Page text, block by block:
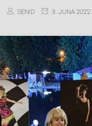
SENID 3. JUNA 2022.